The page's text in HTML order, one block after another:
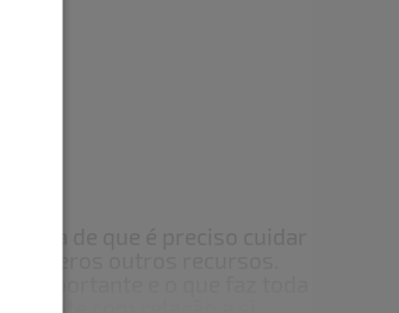
de que é preciso cuidar
outros recursos.
importante e o que faz toda